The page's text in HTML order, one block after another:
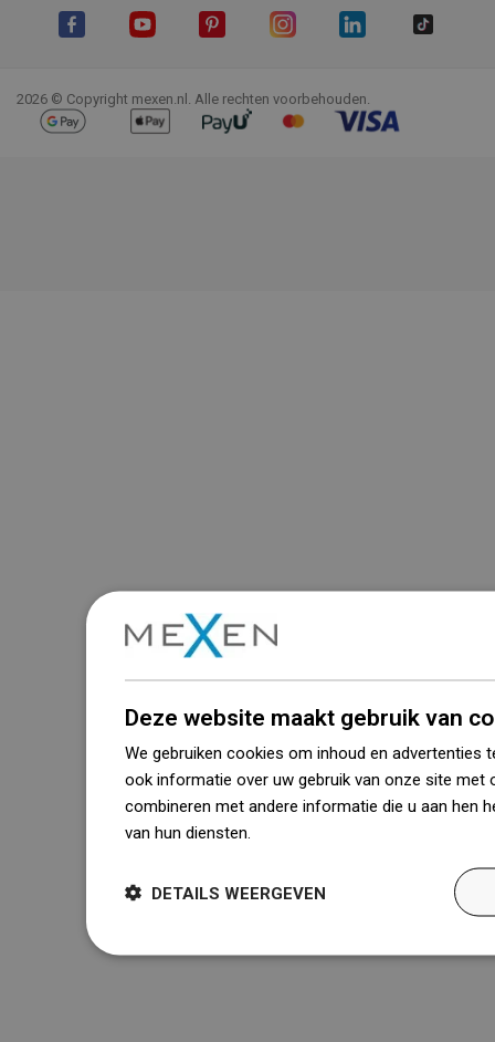
2026 © Copyright mexen.nl. Alle rechten voorbehouden.
Deze website maakt gebruik van
We gebruiken cookies om inhoud en advertenties
ook informatie over uw gebruik van onze site met
combineren met andere informatie die u aan hen
van hun diensten.
DETAILS WEERGEVEN